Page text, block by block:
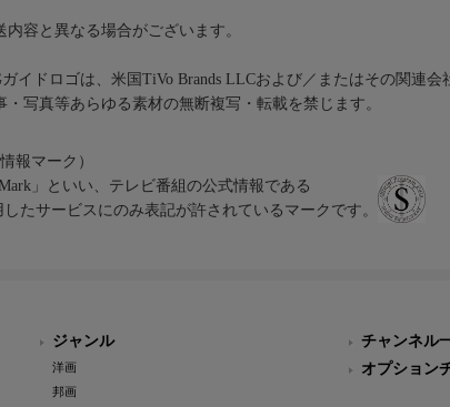
容と異なる場合がございます。
イドロゴは、米国TiVo Brands LLCおよび／またはその関連
写真等あらゆる素材の無断複写・転載を禁じます。
報マーク）
」といい、テレビ番組の公式情報である
したサービスにのみ表記が許されているマークです。
ジャンル
洋画
邦画
チャンネル
オプション